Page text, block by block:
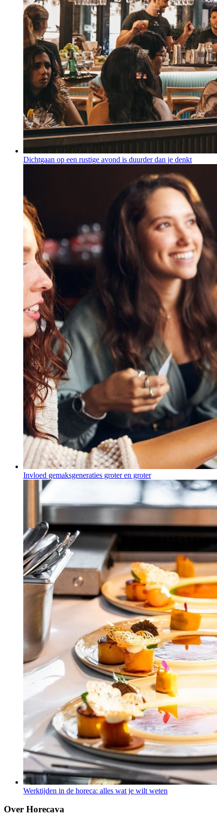
Dichtgaan op een rustige avond is duurder dan je denkt
Invloed gemaksgeneraties groter en groter
Werktijden in de horeca: alles wat je wilt weten
Over Horecava